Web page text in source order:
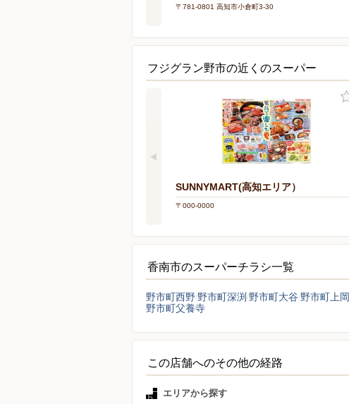
〒781-0801 高知市小倉町3-30
フジグラン野市の近くのスーパー
SUNNYMART(高知エリア）
〒000-0000
香南市のスーパーチラシ一覧
野市町西野 野市町深渕 野市町大谷 野市町上岡
野市町父養寺
この店舗へのその他の経路
エリアから探す